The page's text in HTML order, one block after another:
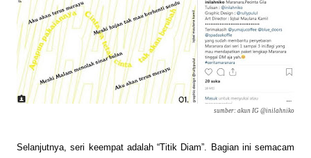
sumber: akun IG @inilahniko
Selanjutnya, seri keempat adalah “Titik Diam”. Bagian ini semacam